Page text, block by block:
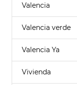
Valencia
Valencia verde
Valencia Ya
Vivienda